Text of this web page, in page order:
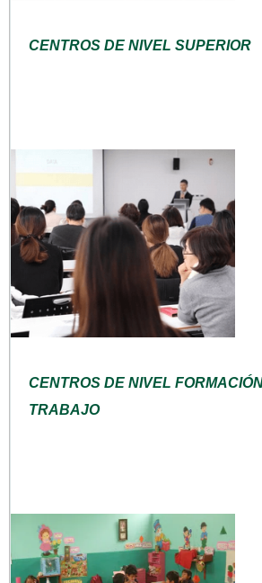
CENTROS DE NIVEL SUPERIOR
CENTROS DE NIVEL
TRABAJO